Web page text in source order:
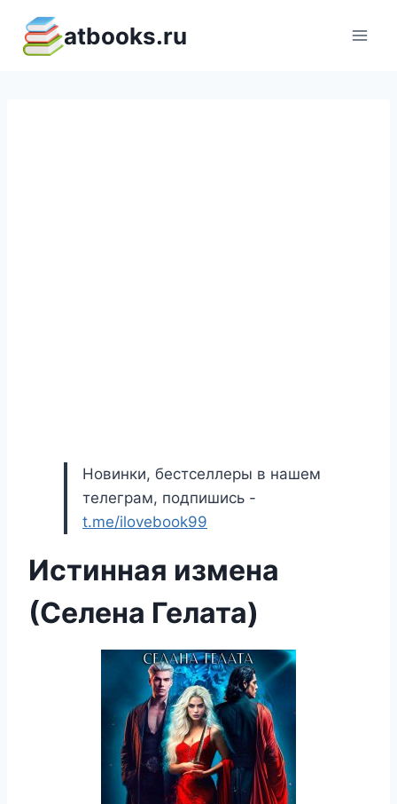
содержимому
atbooks.ru
Новинки, бестселлеры в нашем
телеграм, подпишись -
t.me/ilovebook99
Истинная измена
(Селена Гелата)